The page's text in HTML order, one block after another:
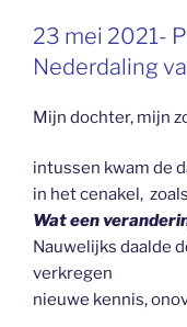
GEPLAATST
OP
23 mei 2021-
Nederdaling
Mijn dochter, mijn
intussen kwam de
in het cenakel,
Wat een
Nauwelijks daalde
verkregen
nieuwe kennis,